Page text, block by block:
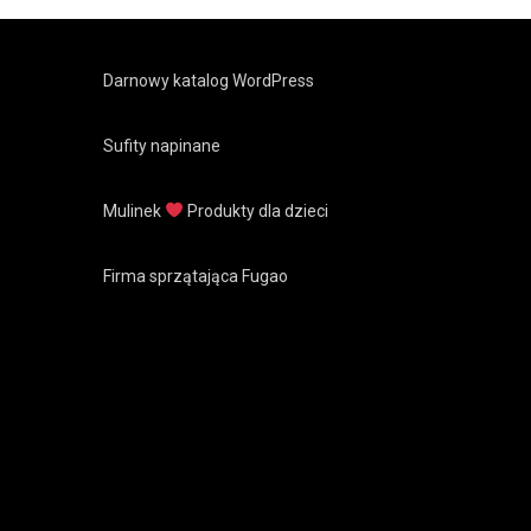
Darnowy katalog WordPress
Sufity napinane
Mulinek Produkty dla dzieci
Firma sprzątająca Fugao